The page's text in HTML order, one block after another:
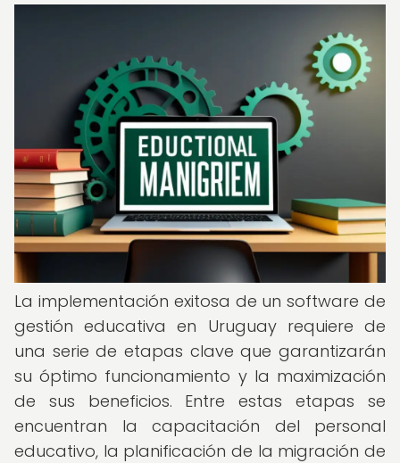
La implementación exitosa de un software de
gestión educativa en Uruguay requiere de
una serie de etapas clave que garantizarán
su óptimo funcionamiento y la maximización
de sus beneficios. Entre estas etapas se
encuentran la capacitación del personal
educativo, la planificación de la migración de